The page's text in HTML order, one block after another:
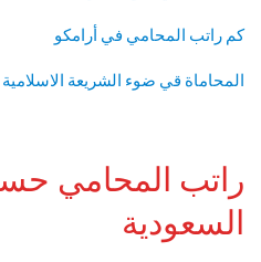
كم راتب المحامي في أرامكو
المحاماة قي ضوء الشريعة الاسلامية
راتب المحامي
السعودية